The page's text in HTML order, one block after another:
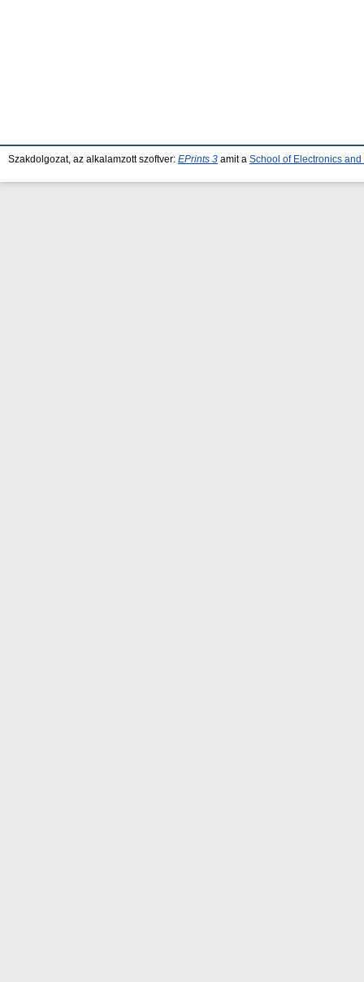
Szakdolgozat, az alkalamzott szoftver: EPrints 3 amit a School of Electronics